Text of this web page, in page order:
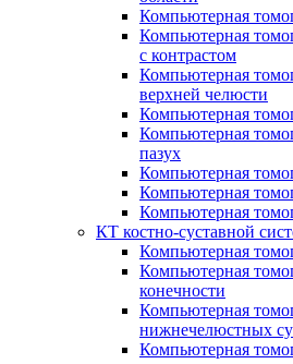
Компьютерная
Компьютерная
с контрастом
Компьютерная
верхней челюсти
Компьютерная
Компьютерная
пазух
Компьютерная
Компьютерная
Компьютерная
КТ костно-суставной
Компьютерная
Компьютерная
конечности
Компьютерная
нижнечелюстных
Компьютерная